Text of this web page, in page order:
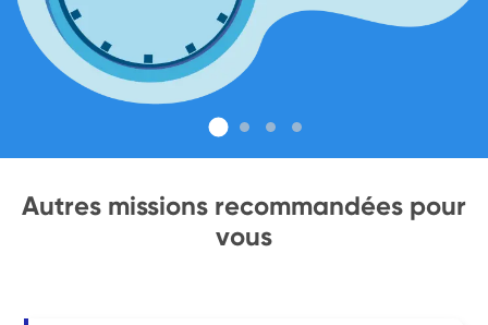
Autres missions recommandées pour
vous